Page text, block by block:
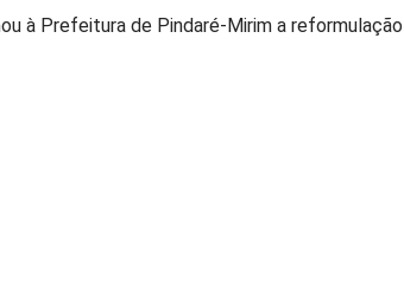
à Prefeitura de Pindaré-Mirim a